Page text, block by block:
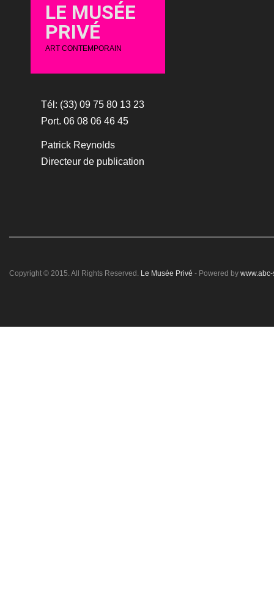
LE MUSÉE
PRIVÉ
ART CONTEMPORAIN
Tél: (33) 09 75 80 13 23
Port. 06 08 06 46 45
Patrick Reynolds
Directeur de publication
Copyright © 2015. All Rights Reserved. Le Musée Privé - Powered by